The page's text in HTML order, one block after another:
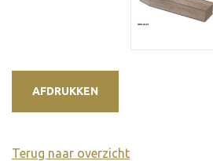
AFDRUKKEN
Terug naar overzicht